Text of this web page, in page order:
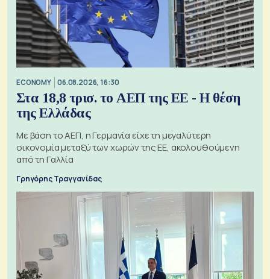
ECONOMY 06.08.2026, 16:30
Στα 18,8 τρισ. το ΑΕΠ της ΕΕ - Η θέση
της Ελλάδας
Με βάση το ΑΕΠ, η Γερμανία είχε τη μεγαλύτερη
οικονομία μεταξύ των χωρών της ΕΕ, ακολουθούμενη
από τη Γαλλία
Γρηγόρης Τραγγανίδας